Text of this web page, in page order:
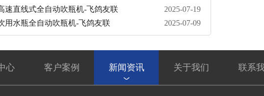
2025-07-19
速直线式全自动吹瓶机-飞鸽友联
2025-07-09
用水瓶全自动吹瓶机-飞鸽友联
心 客户案例 新闻资讯 关于我们 联系